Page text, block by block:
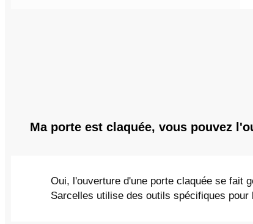
Ma porte est claquée, vous pouvez
Oui, l'ouverture d'une porte claquée se fait
Sarcelles utilise des outils spécifiques